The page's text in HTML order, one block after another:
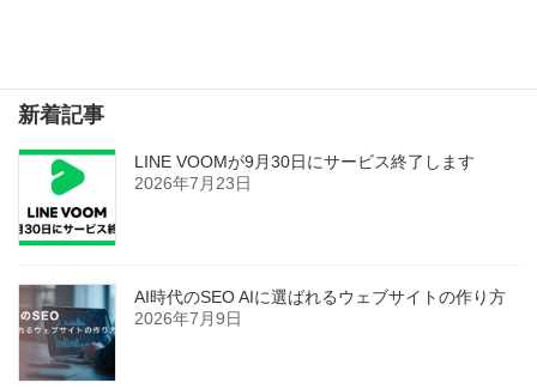
新着記事
LINE VOOMが9月30日にサービス終了します
2026年7月23日
AI時代のSEO AIに選ばれるウェブサイトの作り方
2026年7月9日